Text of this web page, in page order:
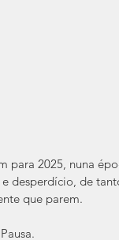
para 2025, nuna
desperdício, de
que parem.